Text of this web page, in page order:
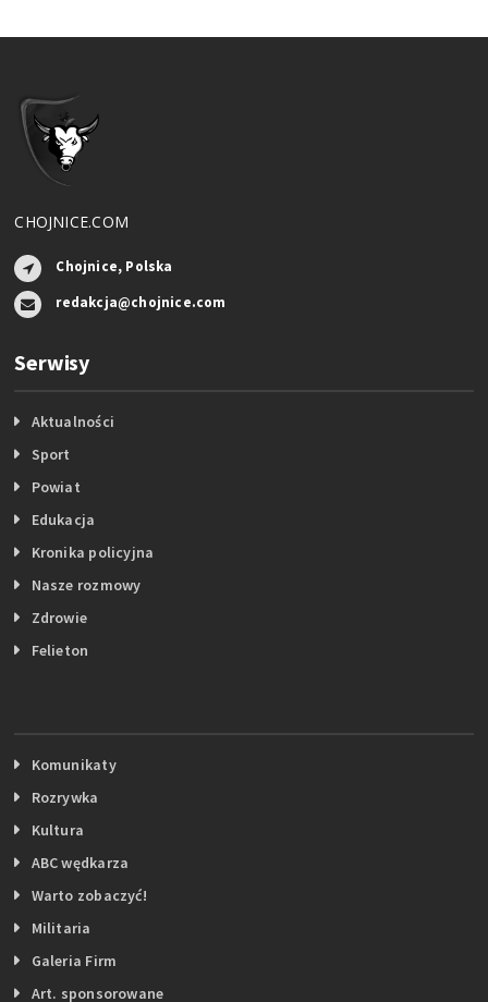
CHOJNICE.COM
Chojnice, Polska
redakcja@chojnice.com
Serwisy
Aktualności
Sport
Powiat
Edukacja
Kronika policyjna
Nasze rozmowy
Zdrowie
Felieton
Komunikaty
Rozrywka
Kultura
ABC wędkarza
Warto zobaczyć!
Militaria
Galeria Firm
Art. sponsorowane